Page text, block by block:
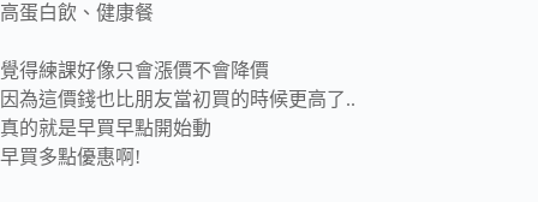
高蛋白飲、健康餐
覺得練課好像只會漲價不會降價
因為這價錢也比朋友當初買的時候更高了..
真的就是早買早點開始動
早買多點優惠啊!